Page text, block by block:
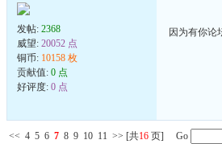
发帖: 2368
威望: 20052 点
铜币: 10158 枚
贡献值: 0 点
好评度: 0 点
因为有你论
<< 4 5 6 7 8 9 10 11 >> [共16 页] Go